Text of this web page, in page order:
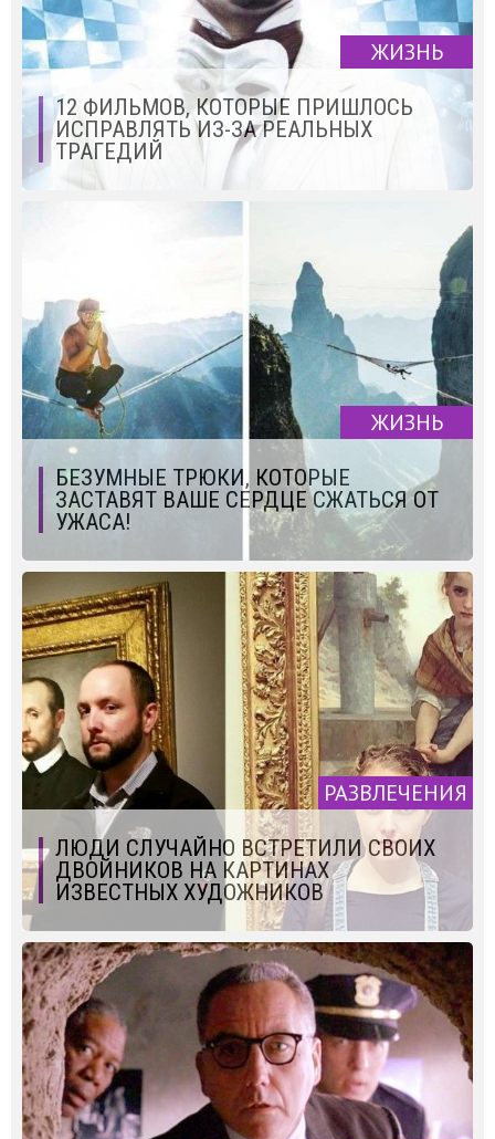
ЖИЗНЬ
12 ФИЛЬМОВ, КОТОРЫЕ ПРИШЛОСЬ
ИСПРАВЛЯТЬ ИЗ-ЗА РЕАЛЬНЫХ
ТРАГЕДИЙ
ЖИЗНЬ
БЕЗУМНЫЕ ТРЮКИ, КОТОРЫЕ
ЗАСТАВЯТ ВАШЕ СЕРДЦЕ СЖАТЬСЯ ОТ
УЖАСА!
РАЗВЛЕЧЕНИЯ
ЛЮДИ СЛУЧАЙНО ВСТРЕТИЛИ СВОИХ
ДВОЙНИКОВ НА КАРТИНАХ
ИЗВЕСТНЫХ ХУДОЖНИКОВ